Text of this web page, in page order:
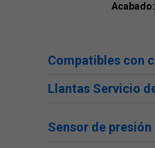
Acabado:
Compatibles con
Llantas Servicio
Sensor de presión